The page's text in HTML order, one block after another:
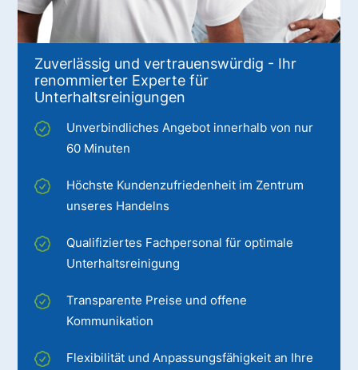
Zuverlässig und vertrauenswürdig - Ihr
renommierter Experte für
Unterhaltsreinigungen
Unverbindliches Angebot innerhalb von nur
60 Minuten
Höchste Kundenzufriedenheit im Zentrum
unseres Handelns
Qualifiziertes Fachpersonal für optimale
Unterhaltsreinigung
Transparente Preise und offene
Kommunikation
Flexibilität und Anpassungsfähigkeit an Ihre